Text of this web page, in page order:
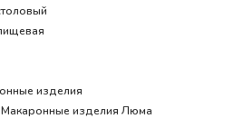
изделия
Макаронные изделия Люма